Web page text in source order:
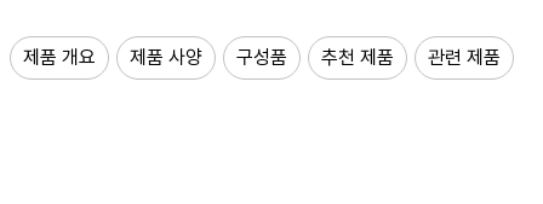
제품 개요 제품 사양 구성품 추천 제품 관련 제품